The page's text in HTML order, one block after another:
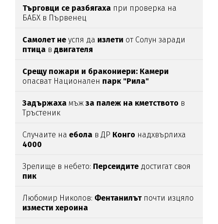
Търговци се разбягаха при проверка на
БАБХ в Първенец
Самолет не успя да излети от Солун заради
птица вдвигателя
Срещу пожари и бракониери: Камери
опасват Национален парк "Рила"
Задържаха мъжза палеж на кметството в
Тръстеник
Случаите наебола в ДР Конго надхвърлиха
4000
Зрелище в небето: Персеидите достигат своя
пик
Любомир Николов: Фентанилътпочти изцяло
измести хероина